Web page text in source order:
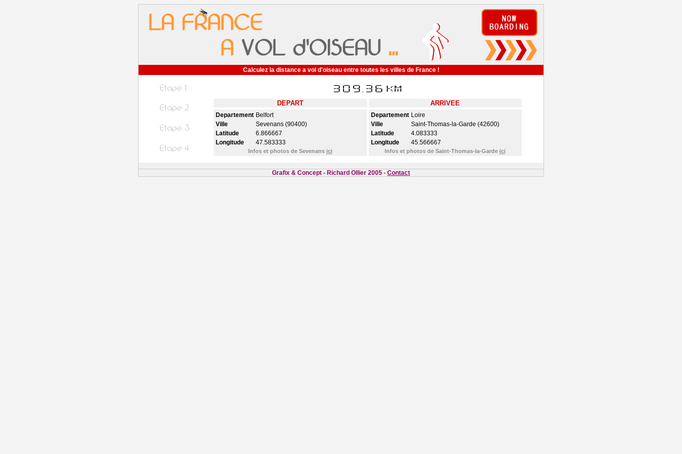
Calculez la distance a vol d'oiseau entre toutes les villes de France !
DEPART ARRIVEE
Departement Belfort
Ville
Sevenans (90400)
Latitude
6.866667
Longitude
47.583333
Infos et photos de Sevenans ici
Departement Loire
Ville
Saint-Thomas-la-Garde (42600)
Latitude
4.083333
Longitude
45.566667
Infos et photos de Saint-Thomas-la-Garde ici
Grafix & Concept - Richard Ollier 2005 - Contact